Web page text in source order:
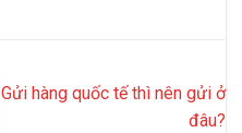
Gửi hàng quốc tế thì nên gửi ở
đâu?